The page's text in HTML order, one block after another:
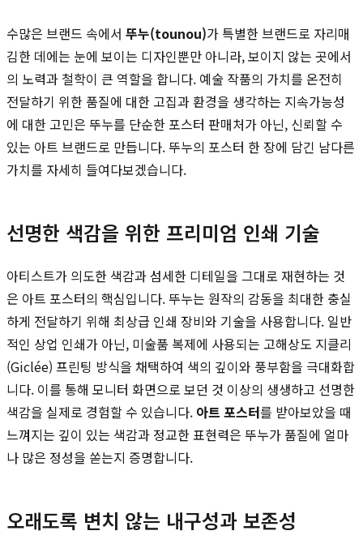
수많은 브랜드 속에서 뚜누(tounou)가 특별한 브랜드로 자리매
김한 데에는 눈에 보이는 디자인뿐만 아니라, 보이지 않는 곳에서
의 노력과 철학이 큰 역할을 합니다. 예술 작품의 가치를 온전히
전달하기 위한 품질에 대한 고집과 환경을 생각하는 지속가능성
에 대한 고민은 뚜누를 단순한 포스터 판매처가 아닌, 신뢰할 수
있는 아트 브랜드로 만듭니다. 뚜누의 포스터 한 장에 담긴 남다른
가치를 자세히 들여다보겠습니다.
선명한 색감을 위한 프리미엄 인쇄 기술
아티스트가 의도한 색감과 섬세한 디테일을 그대로 재현하는 것
은 아트 포스터의 핵심입니다. 뚜누는 원작의 감동을 최대한 충실
하게 전달하기 위해 최상급 인쇄 장비와 기술을 사용합니다. 일반
적인 상업 인쇄가 아닌, 미술품 복제에 사용되는 고해상도 지클리
(Giclée) 프린팅 방식을 채택하여 색의 깊이와 풍부함을 극대화합
니다. 이를 통해 모니터 화면으로 보던 것 이상의 생생하고 선명한
색감을 실제로 경험할 수 있습니다. 아트 포스터를 받아보았을 때
느껴지는 깊이 있는 색감과 정교한 표현력은 뚜누가 품질에 얼마
나 많은 정성을 쏟는지 증명합니다.
오래도록 변치 않는 내구성과 보존성